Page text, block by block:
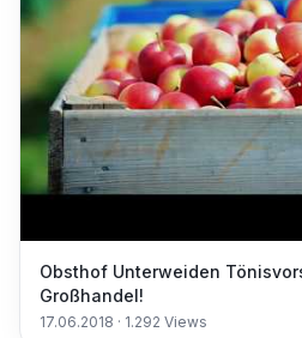
Obsthof Unterweiden
Großhandel!
17.06.2018 · 1.292 Views